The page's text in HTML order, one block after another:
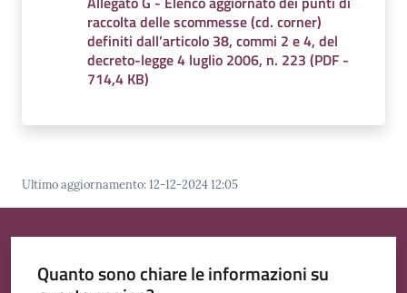
raccolta delle scommesse (cd. corner)
definiti dall’articolo 38, commi 2 e 4, del
decreto-legge 4 luglio 2006, n. 223 (PDF -
714,4 KB)
Ultimo aggiornamento:12-12-2024 12:05
Quanto sono chiare le informazioni su